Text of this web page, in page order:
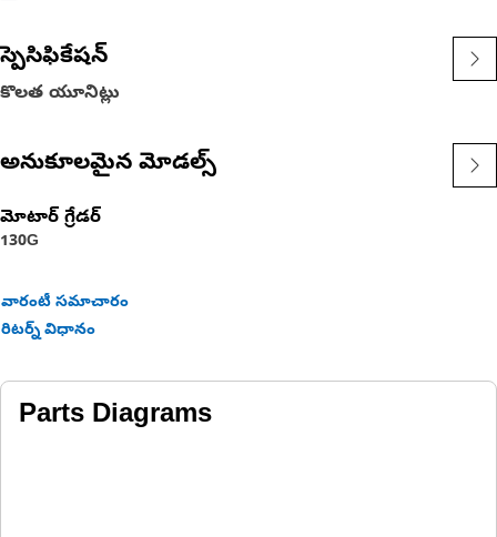
స్పెసిఫికేషన్
కొలత యూనిట్లు
అనుకూలమైన మోడల్స్
మోటార్ గ్రేడర్
130G
వారంటీ సమాచారం
రిటర్న్ విధానం
Parts Diagrams